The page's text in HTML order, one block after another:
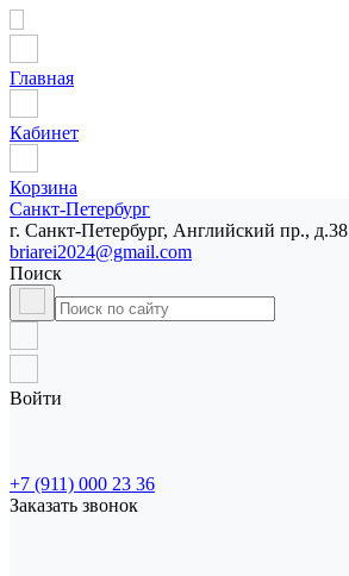
Главная
Кабинет
Корзина
Санкт-Петербург
г. Санкт-Петербург, Английский пр., д.38
briarei2024@gmail.com
Поиск
Войти
+7 (911) 000 23 36
Заказать звонок